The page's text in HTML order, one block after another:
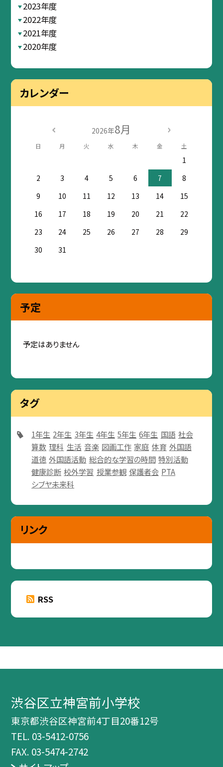
2023年度
2022年度
2021年度
2020年度
カレンダー
2026年8月
日 月 火 水 木 金 土
1
2
3 4 5 6 7
8
9
10 11 12 13 14
15
16
17 18 19 20 21
22
23
24 25 26 27 28
29
30
31
予定
予定はありません
タグ
1年生 2年生 3年生 4年生 5年生 6年生 国語 社会
算数 理科 生活 音楽 図画工作 家庭 体育 外国語
道徳 外国語活動 総合的な学習の時間 特別活動
健康診断 校外学習 授業参観 保護者会 PTA
シブヤ未来科
リンク
RSS
渋谷区立神宮前小学校
東京都渋谷区神宮前4丁目20番12号
TEL. 03-5412-0756
FAX. 03-5474-2742